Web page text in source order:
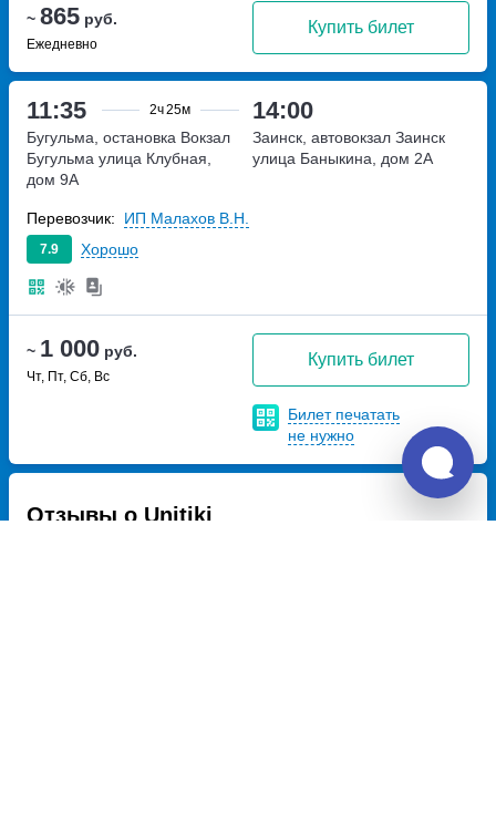
~ 865 руб.
Ежедневно
Купить билет
11:35 2ч25м 14:00
~ 1 000 руб.
Чт, Пт, Сб, Вс
Купить билет
Билет печатать
не нужно
Бугульма, остановка Вокзал
Бугульма улица Клубная,
дом 9А
Заинск, автовокзал Заинск
улица Баныкина, дом 2А
7.9 Хорошо
Перевозчик: ИП Малахов В.Н.
Отзывы о Unitiki